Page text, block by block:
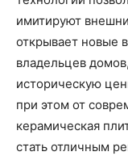
имитируют
открывает новые
владельцев
историческую
при этом от
керамическая
стать отличным